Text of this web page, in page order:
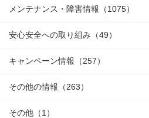
メンテナンス・障害情報 （1075）
安心安全への取り組み （49）
キャンペーン情報 （257）
その他の情報 （263）
その他 （1）